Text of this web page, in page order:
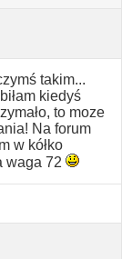
takim...
kiedyś
to moze
Na forum
w kółko
waga 72